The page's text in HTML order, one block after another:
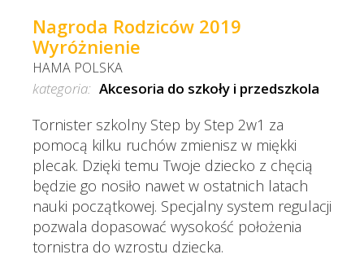
Nagroda Rodziców 2019
Wyróżnienie
HAMA POLSKA
kategoria: Akcesoria do szkoły i przedszkola
Tornister szkolny Step by Step 2w1 za
pomocą kilku ruchów zmienisz w miękki
plecak. Dzięki temu Twoje dziecko z chęcią
będzie go nosiło nawet w ostatnich latach
nauki początkowej. Specjalny system regulacji
pozwala dopasować wysokość położenia
tornistra do wzrostu dziecka.